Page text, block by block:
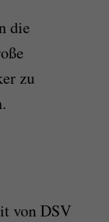
die
zu
von DSV